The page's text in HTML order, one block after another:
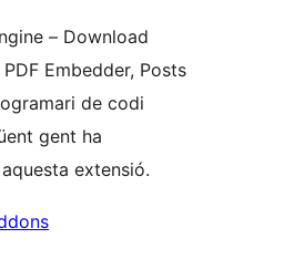
– Download
PDF Embedder, Posts
de codi
gent ha
extensió.